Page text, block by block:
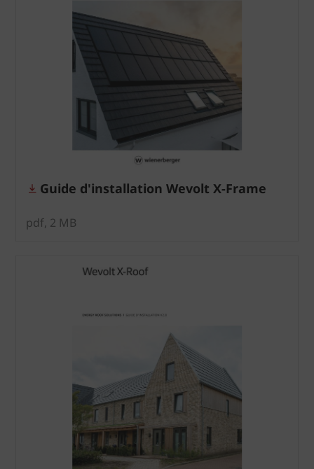
Guide d'installation Wevolt X-Frame
pdf, 2 MB